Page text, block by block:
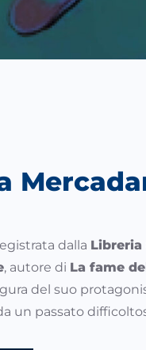
dalla
, autore di La fame
del suo
un passato